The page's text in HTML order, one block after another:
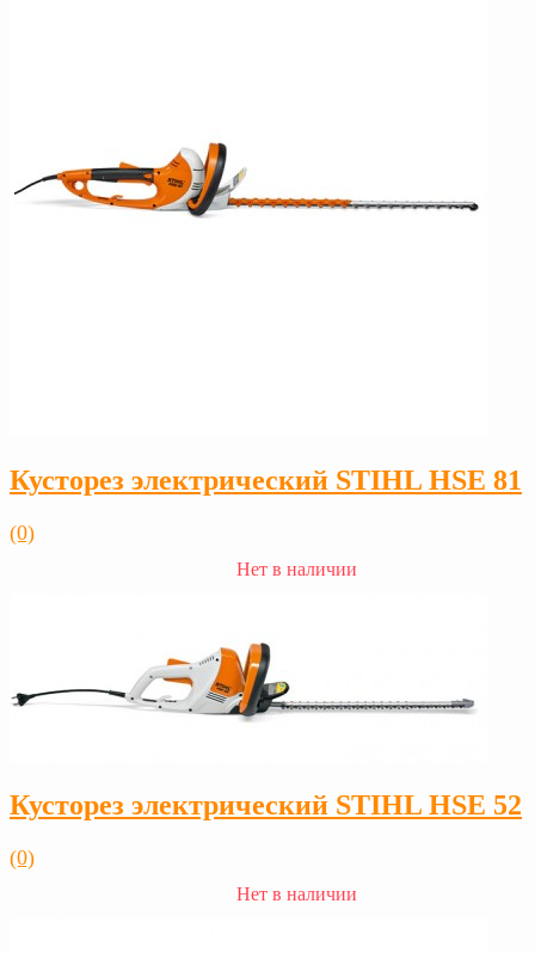
Кусторез электрический STIHL HSE 81
(0)
Нет в наличии
Кусторез электрический STIHL HSE 52
(0)
Нет в наличии